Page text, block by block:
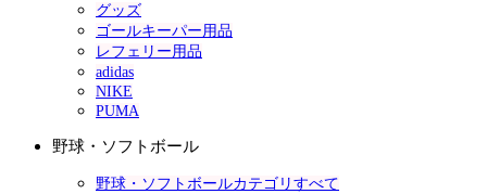
グッズ
ゴールキーパー用品
レフェリー用品
adidas
NIKE
PUMA
野球・ソフトボール
野球・ソフトボールカテゴリすべて